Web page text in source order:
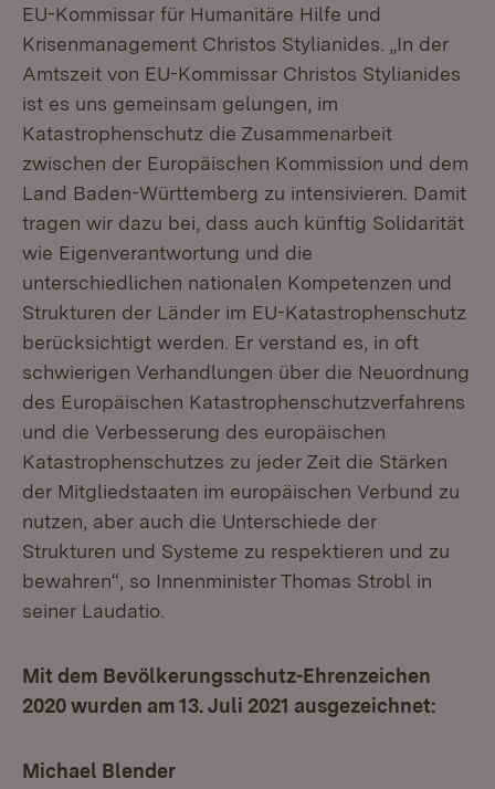
EU-Kommissar für Humanitäre Hilfe und
Krisenmanagement Christos Stylianides. „In der
Amtszeit von EU-Kommissar Christos Stylianides
ist es uns gemeinsam gelungen, im
Katastrophenschutz die Zusammenarbeit
zwischen der Europäischen Kommission und dem
Land Baden-Württemberg zu intensivieren. Damit
tragen wir dazu bei, dass auch künftig Solidarität
wie Eigenverantwortung und die
unterschiedlichen nationalen Kompetenzen und
Strukturen der Länder im EU-Katastrophenschutz
berücksichtigt werden. Er verstand es, in oft
schwierigen Verhandlungen über die Neuordnung
des Europäischen Katastrophenschutzverfahrens
und die Verbesserung des europäischen
Katastrophenschutzes zu jeder Zeit die Stärken
der Mitgliedstaaten im europäischen Verbund zu
nutzen, aber auch die Unterschiede der
Strukturen und Systeme zu respektieren und zu
bewahren“, so Innenminister Thomas Strobl in
seiner Laudatio.
Mit dem Bevölkerungsschutz-Ehrenzeichen
2020 wurden am 13. Juli 2021 ausgezeichnet:
Michael Blender